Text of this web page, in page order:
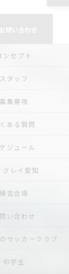
お問い合わせ
ンセプト
スタッフ
募集要項
ある質問
ジュール
グレイ愛知
練習会場
い合わせ
サッカークラブ
中学生